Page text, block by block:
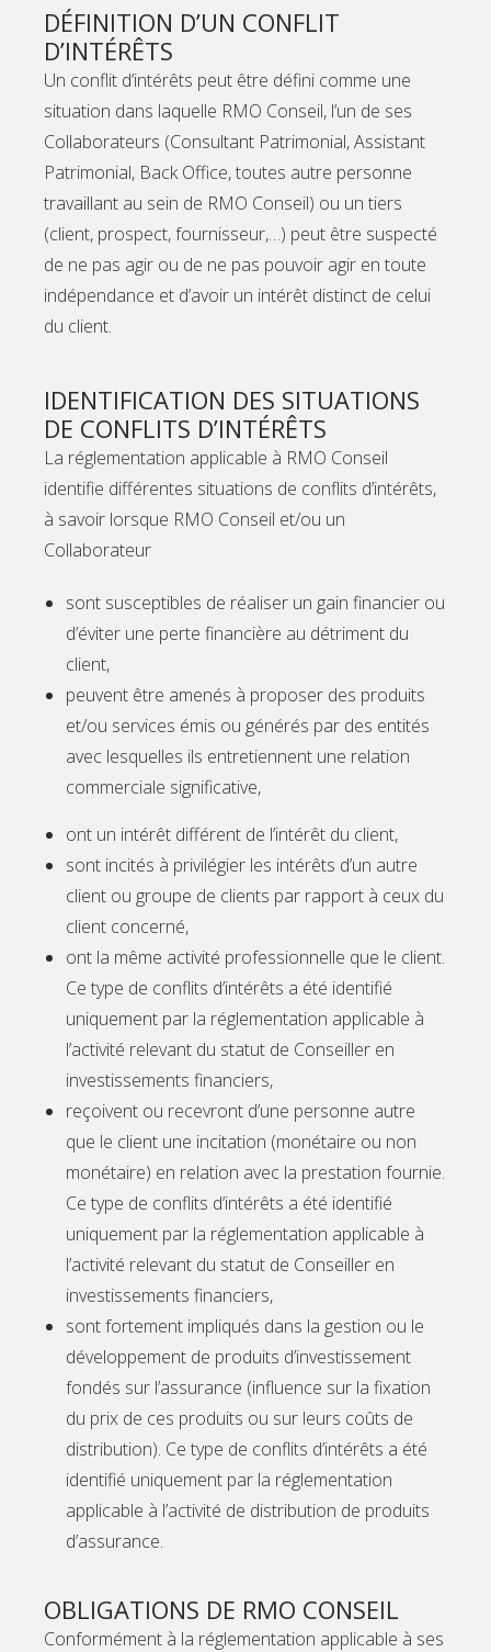
DÉFINITION D’UN CONFLIT
D’INTÉRÊTS
Un conflit d’intérêts peut être défini comme une
situation dans laquelle RMO Conseil, l’un de ses
Collaborateurs (Consultant Patrimonial, Assistant
Patrimonial, Back Office, toutes autre personne
travaillant au sein de RMO Conseil) ou un tiers
(client, prospect, fournisseur,…) peut être suspecté
de ne pas agir ou de ne pas pouvoir agir en toute
indépendance et d’avoir un intérêt distinct de celui
du client.
IDENTIFICATION DES SITUATIONS
DE CONFLITS D’INTÉRÊTS
La réglementation applicable à RMO Conseil
identifie différentes situations de conflits d’intérêts,
à savoir lorsque RMO Conseil et/ou un
Collaborateur
sont susceptibles de réaliser un gain financier ou
d’éviter une perte financière au détriment du
client,
peuvent être amenés à proposer des produits
et/ou services émis ou générés par des entités
avec lesquelles ils entretiennent une relation
commerciale significative,
ont un intérêt différent de l’intérêt du client,
sont incités à privilégier les intérêts d’un autre
client ou groupe de clients par rapport à ceux du
client concerné,
ont la même activité professionnelle que le client.
Ce type de conflits d’intérêts a été identifié
uniquement par la réglementation applicable à
l’activité relevant du statut de Conseiller en
investissements financiers,
reçoivent ou recevront d’une personne autre
que le client une incitation (monétaire ou non
monétaire) en relation avec la prestation fournie.
Ce type de conflits d’intérêts a été identifié
uniquement par la réglementation applicable à
l’activité relevant du statut de Conseiller en
investissements financiers,
sont fortement impliqués dans la gestion ou le
développement de produits d’investissement
fondés sur l’assurance (influence sur la fixation
du prix de ces produits ou sur leurs coûts de
distribution). Ce type de conflits d’intérêts a été
identifié uniquement par la réglementation
applicable à l’activité de distribution de produits
d’assurance.
OBLIGATIONS DE RMO CONSEIL
Conformément à la réglementation applicable à ses